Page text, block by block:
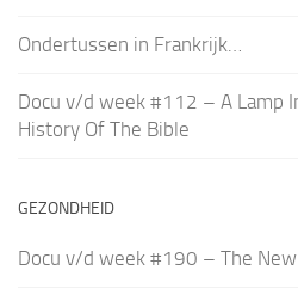
Ondertussen in Frankrijk…
Docu v/d week #112 – A Lamp
History Of The Bible
GEZONDHEID
Docu v/d week #190 – The